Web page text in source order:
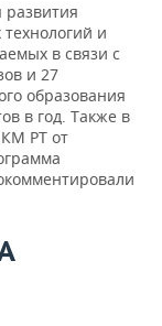
развития
и
в связи с
и 27
образования
в год. Также в
КМ РТ от